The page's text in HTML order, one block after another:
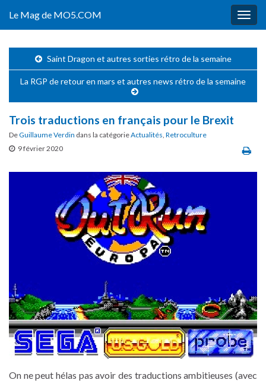
Le Mag de MO5.COM
Saint Dragon et autres sorties rétro de la semaine
La RGP de retour en mars et autres news rétro de la semaine
Trois traductions en français pour le Brexit
DeGuillaume Verdin dans la catégorieActualités, Retroculture
9 février 2020
On ne peut hélas pas avoir des traductions ambitieuses (avec